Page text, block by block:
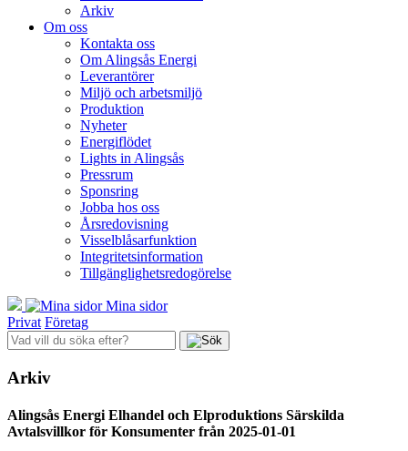
Arkiv
Om oss
Kontakta oss
Om Alingsås Energi
Leverantörer
Miljö och arbetsmiljö
Produktion
Nyheter
Energiflödet
Lights in Alingsås
Pressrum
Sponsring
Jobba hos oss
Årsredovisning
Visselblåsarfunktion
Integritetsinformation
Tillgänglighetsredogörelse
Mina sidor
Privat Företag
Arkiv
Alingsås Energi Elhandel och Elproduktions Särskilda
Avtalsvillkor för Konsumenter från 2025-01-01